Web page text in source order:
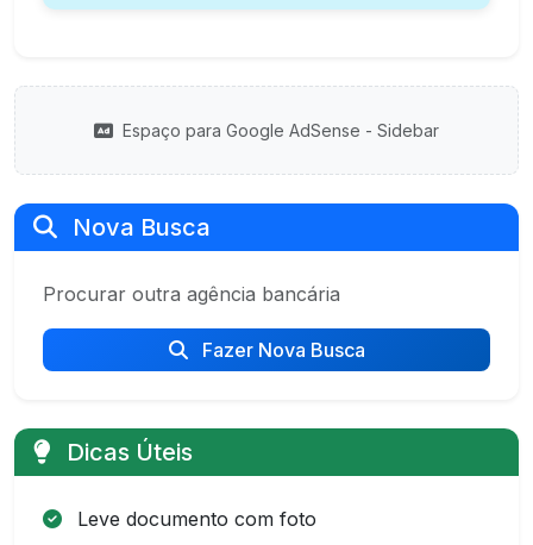
Espaço para Google AdSense - Sidebar
Nova Busca
Procurar outra agência bancária
Fazer Nova Busca
Dicas Úteis
Leve documento com foto